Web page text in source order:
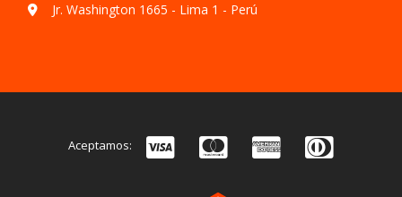
Jr. Washington 1665 - Lima 1 - Perú
Aceptamos: